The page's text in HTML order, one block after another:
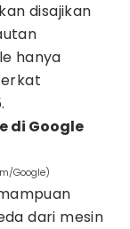
disajikan
hanya
di Google
Google)
dari mesin